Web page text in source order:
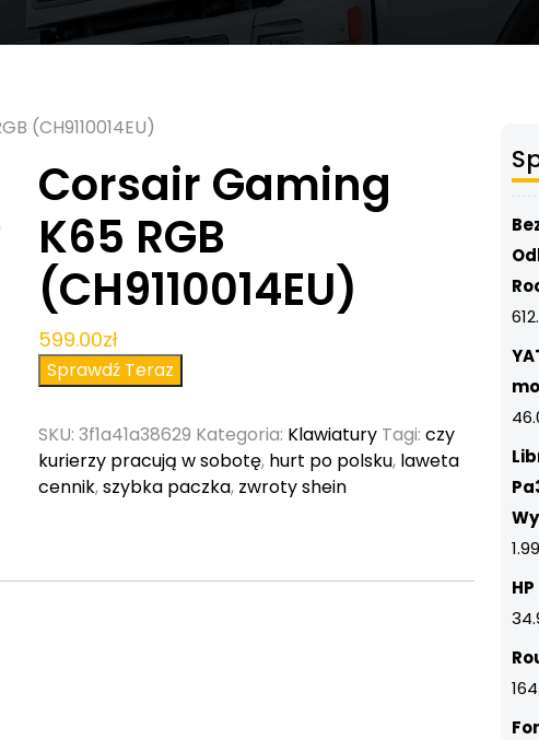
(CH9110014EU)
Corsair Gaming
K65 RGB
(CH9110014EU)
599.00zł
Sprawdź Teraz
SKU:3f1a41a38629 Kategoria: Klawiatury Tagi:czy
kurierzy pracują w sobotę, hurt po polsku, laweta
cennik,szybka paczka, zwroty shein
1.99